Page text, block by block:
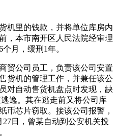
机里的钱款，并将单位库房内
，本市南开区人民法院经审理
月，缓刑1年。
公司员工，负责该公司安置
货机的管理工作，并兼任该公
对自动售货机盘点时发现，缺
逸。其在逃走前又将公司库
币芯片窃取。接该公司报警，
日，曾某自动到公安机关投